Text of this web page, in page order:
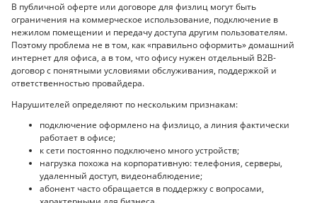
В публичной оферте или договоре для физлиц могут быть
ограничения на коммерческое использование, подключение в
нежилом помещении и передачу доступа другим пользователям.
Поэтому проблема не в том, как «правильно оформить» домашний
интернет для офиса, а в том, что офису нужен отдельный B2B-
договор с понятными условиями обслуживания, поддержкой и
ответственностью провайдера.
Нарушителей определяют по нескольким признакам:
подключение оформлено на физлицо, а линия фактически
работает в офисе;
к сети постоянно подключено много устройств;
нагрузка похожа на корпоративную: телефония, серверы,
удаленный доступ, видеонаблюдение;
абонент часто обращается в поддержку с вопросами,